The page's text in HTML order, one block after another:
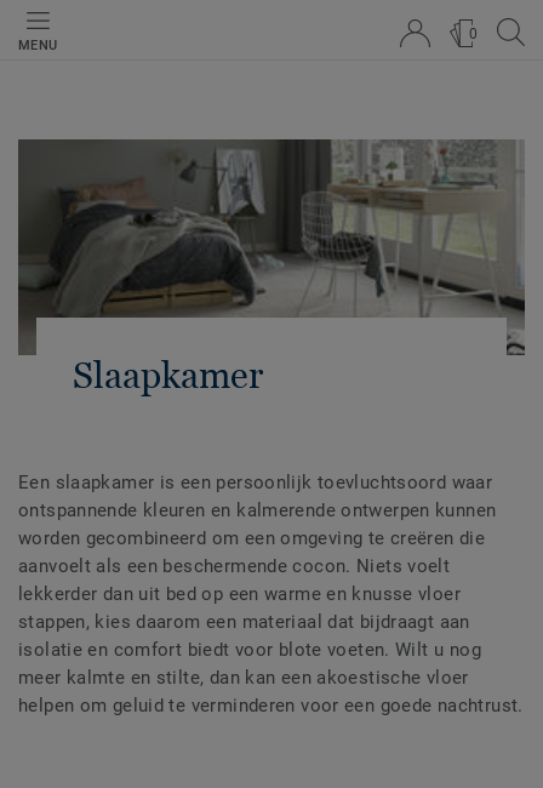
MENU
0
Slaapkamer
Een slaapkamer is een persoonlijk toevluchtsoord waar
ontspannende kleuren en kalmerende ontwerpen kunnen
worden gecombineerd om een omgeving te creëren die
aanvoelt als een beschermende cocon. Niets voelt
lekkerder dan uit bed op een warme en knusse vloer
stappen, kies daarom een materiaal dat bijdraagt aan
isolatie en comfort biedt voor blote voeten. Wilt u nog
meer kalmte en stilte, dan kan een akoestische vloer
helpen om geluid te verminderen voor een goede nachtrust.